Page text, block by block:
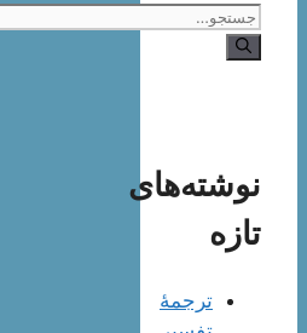
جستجوی
نوشته‌های
تازه
ترجمۀ